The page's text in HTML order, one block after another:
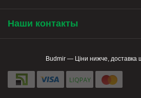
Наши контакты
Budmir — Ціни нижче,